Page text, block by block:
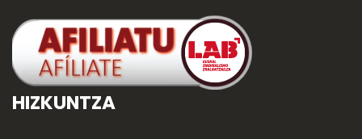
HIZKUNTZA